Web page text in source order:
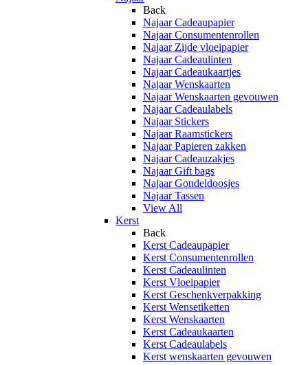
Back
Najaar Cadeaupapier
Najaar Consumentenrollen
Najaar Zijde vloeipapier
Najaar Cadeaulinten
Najaar Cadeaukaartjes
Najaar Wenskaarten
Najaar Wenskaarten gevouwen
Najaar Cadeaulabels
Najaar Stickers
Najaar Raamstickers
Najaar Papieren zakken
Najaar Cadeauzakjes
Najaar Gift bags
Najaar Gondeldoosjes
Najaar Tassen
View All
Kerst
Back
Kerst Cadeaupapier
Kerst Consumentenrollen
Kerst Cadeaulinten
Kerst Vloeipapier
Kerst Geschenkverpakking
Kerst Wensetiketten
Kerst Wenskaarten
Kerst Cadeaukaarten
Kerst Cadeaulabels
Kerst wenskaarten gevouwen